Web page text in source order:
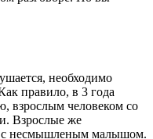
необходимо
правило, в 3 года
взрослым человеком со
Взрослые же
с несмышленым малышом.